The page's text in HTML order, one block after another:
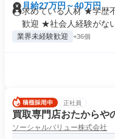
月給27万円～40万円
求めている人材 ★学歴
歓迎 ★社会人経験がな
業界未経験歓迎 +36個
正社員
買取専門店おたからや
ソーシャルバリュー株式会社